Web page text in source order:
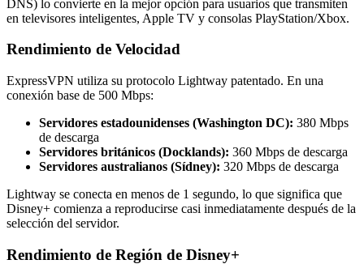
DNS) lo convierte en la mejor opción para usuarios que transmiten
en televisores inteligentes, Apple TV y consolas PlayStation/Xbox.
Rendimiento de Velocidad
ExpressVPN utiliza su protocolo Lightway patentado. En una
conexión base de 500 Mbps:
Servidores estadounidenses (Washington DC): 380 Mbps
de descarga
Servidores británicos (Docklands): 360 Mbps de descarga
Servidores australianos (Sídney): 320 Mbps de descarga
Lightway se conecta en menos de 1 segundo, lo que significa que
Disney+ comienza a reproducirse casi inmediatamente después de la
selección del servidor.
Rendimiento de Región de Disney+